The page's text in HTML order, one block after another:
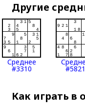
Другие
Среднее
#3310 #5821
Как играть в